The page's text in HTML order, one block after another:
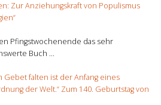
Zur Anziehungskraft von Populismus
Pfingstwochenende das sehr
Buch ...
Gebet falten ist der Anfang eines
der Welt.“ Zum 140. Geburtstag von